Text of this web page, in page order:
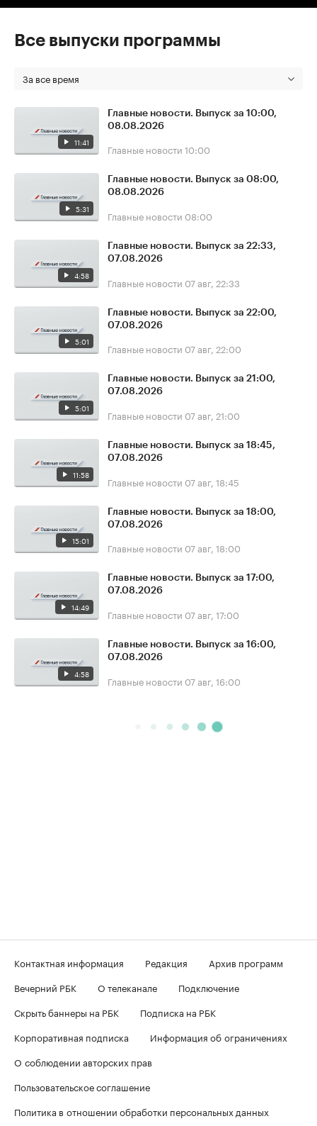
Все выпуски программы
За все время
11:41
Главные новости. Выпуск за 10:00,
08.08.2026
Главные новости 10:00
5:31
Главные новости. Выпуск за 08:00,
08.08.2026
Главные новости 08:00
4:58
Главные новости. Выпуск за 22:33,
07.08.2026
Главные новости 07 авг, 22:33
5:01
Главные новости. Выпуск за 22:00,
07.08.2026
Главные новости 07 авг, 22:00
5:01
Главные новости. Выпуск за 21:00,
07.08.2026
Главные новости 07 авг, 21:00
11:58
Главные новости. Выпуск за 18:45,
07.08.2026
Главные новости 07 авг, 18:45
15:01
Главные новости. Выпуск за 18:00,
07.08.2026
Главные новости 07 авг, 18:00
14:49
Главные новости. Выпуск за 17:00,
07.08.2026
Главные новости 07 авг, 17:00
4:58
Главные новости. Выпуск за 16:00,
07.08.2026
Главные новости 07 авг, 16:00
Контактная информация Редакция
Архив программ
Вечерний РБК
О телеканале
Подключение
Скрыть баннеры на РБК
Подписка на РБК
Корпоративная подписка
Информация об ограничениях
О соблюдении авторских прав
Пользовательское соглашение
Политика в отношении обработки персональных данных